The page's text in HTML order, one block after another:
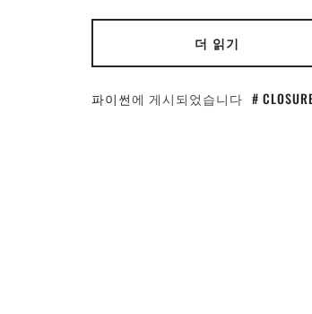
더 읽기
파이썬에 게시되었습니다